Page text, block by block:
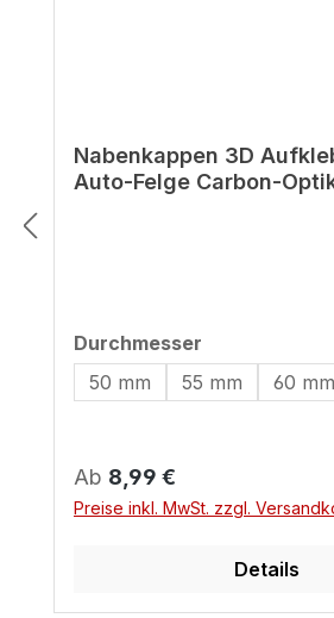
Nabenkappen 3D
Auto-Felge Carbon-
Durchmesser
50 mm
55 mm 60 mm
Regulärer Preis:
Ab 8,99 €
Preise inkl. MwSt. zzgl.
Details